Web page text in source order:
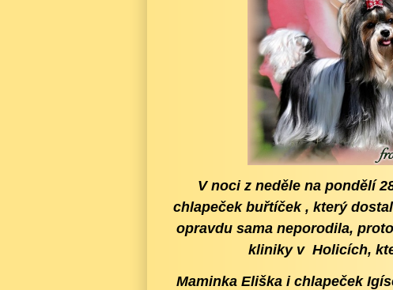
V noci z neděle na pondělí
chlapeček buřtíček , který
opravdu sama neporodila,
kliniky v Holicích,
Maminka Eliška i chlapeček